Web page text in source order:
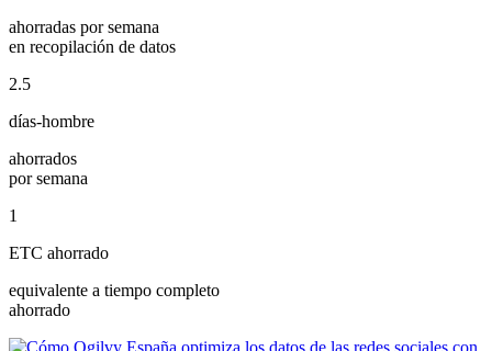
ahorradas por semana
en recopilación de datos
2.5
días-hombre
ahorrados
por semana
1
ETC ahorrado
equivalente a tiempo completo
ahorrado